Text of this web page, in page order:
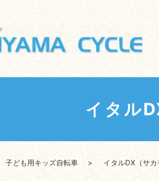
イタル
子ども用キッズ自転車 イタルDX（サ